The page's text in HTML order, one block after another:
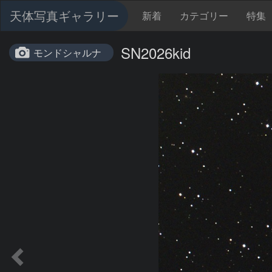
天体写真ギャラリー 新着 カテゴリー 特集
モンドシャルナ SN2026kid